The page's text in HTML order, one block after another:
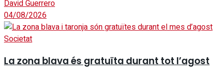
David Guerrero
04/08/2026
Societat
La zona blava és gratuïta durant tot l’agost